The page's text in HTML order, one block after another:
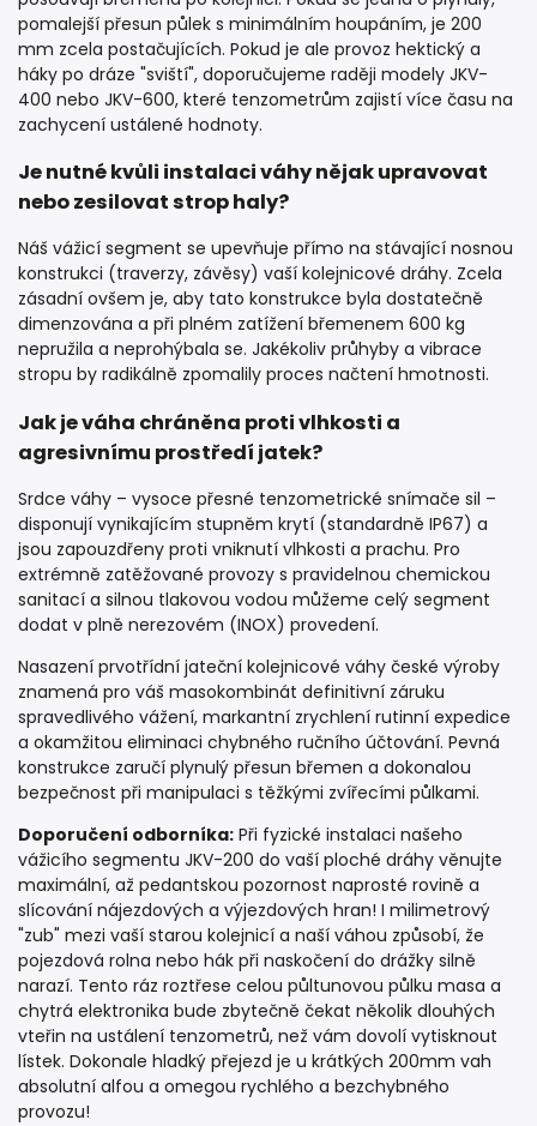
pomalejší přesun půlek s minimálním houpáním, je 200
mm zcela postačujících. Pokud je ale provoz hektický a
háky po dráze "sviští", doporučujeme raději modely JKV-
400 nebo JKV-600, které tenzometrům zajistí více času na
zachycení ustálené hodnoty.
Je nutné kvůli instalaci váhy nějak upravovat
nebo zesilovat strop haly?
Náš vážicí segment se upevňuje přímo na stávající nosnou
konstrukci (traverzy, závěsy) vaší kolejnicové dráhy. Zcela
zásadní ovšem je, aby tato konstrukce byla dostatečně
dimenzována a při plném zatížení břemenem 600 kg
nepružila a neprohýbala se. Jakékoliv průhyby a vibrace
stropu by radikálně zpomalily proces načtení hmotnosti.
Jak je váha chráněna proti vlhkosti a
agresivnímu prostředí jatek?
Srdce váhy – vysoce přesné tenzometrické snímače sil –
disponují vynikajícím stupněm krytí (standardně IP67) a
jsou zapouzdřeny proti vniknutí vlhkosti a prachu. Pro
extrémně zatěžované provozy s pravidelnou chemickou
sanitací a silnou tlakovou vodou můžeme celý segment
dodat v plně nerezovém (INOX) provedení.
Nasazení prvotřídní jateční kolejnicové váhy české výroby
znamená pro váš masokombinát definitivní záruku
spravedlivého vážení, markantní zrychlení rutinní expedice
a okamžitou eliminaci chybného ručního účtování. Pevná
konstrukce zaručí plynulý přesun břemen a dokonalou
bezpečnost při manipulaci s těžkými zvířecími půlkami.
Doporučení odborníka: Při fyzické instalaci našeho
vážicího segmentu JKV-200 do vaší ploché dráhy věnujte
maximální, až pedantskou pozornost naprosté rovině a
slícování nájezdových a výjezdových hran! I milimetrový
"zub" mezi vaší starou kolejnicí a naší váhou způsobí, že
pojezdová rolna nebo hák při naskočení do drážky silně
narazí. Tento ráz roztřese celou půltunovou půlku masa a
chytrá elektronika bude zbytečně čekat několik dlouhých
vteřin na ustálení tenzometrů, než vám dovolí vytisknout
lístek. Dokonale hladký přejezd je u krátkých 200mm vah
absolutní alfou a omegou rychlého a bezchybného
provozu!